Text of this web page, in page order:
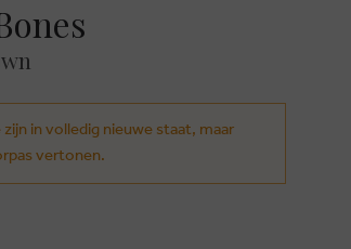
in volledig nieuwe staat, maar
vertonen.